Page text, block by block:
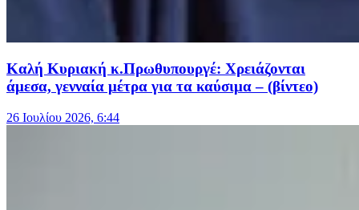
Καλή Κυριακή κ.Πρωθυπουργέ: Χρειάζονται
άμεσα, γενναία μέτρα για τα καύσιμα – (βίντεο)
26 Ιουλίου 2026, 6:44